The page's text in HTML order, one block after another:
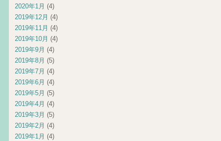
2020年1月 (4)
2019年12月 (4)
2019年11月 (4)
2019年10月 (4)
2019年9月 (4)
2019年8月 (5)
2019年7月 (4)
2019年6月 (4)
2019年5月 (5)
2019年4月 (4)
2019年3月 (5)
2019年2月 (4)
2019年1月 (4)